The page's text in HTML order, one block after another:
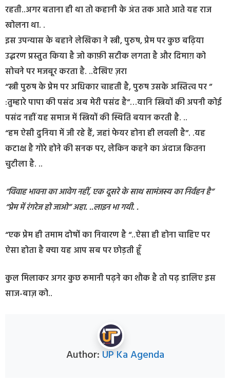
रहती..अगर बताना ही था तो कहानी के अंत तक आते आते यह राज
खोलना था. .
इस उपन्यास के बहाने लेखिका ने स्त्री, पुरुष, प्रेम पर कुछ बढ़िया
उद्धरण प्रस्तुत किया है जो काफ़ी सटीक लगता है और दिमाग़ को
सोचने पर मजबूर करता है. ..देखिए ज़रा
“स्त्री पुरुष के प्रेम पर अधिकार चाहती है, पुरुष उसके अस्तित्व पर ”
:तुम्हारे पापा की पसंद अब मेरी पसंद है”…यानि स्त्रियों की अपनी कोई
पसंद नहीं यह समाज में स्त्रियों की स्थिति बयान करती है. ..
“हम ऐसी दुनिया में जी रहे हैं, जहां फेयर होना ही लवली है”. .यह
कटाक्ष है गोरे होने की सनक पर, लेकिन कहने का अंदाज कितना
चुटीला है. ..
“विवाह भावना का आवेग नहीं, एक दूसरे के साथ सामंजस्य का निर्वहन है”
“प्रेम में रंगरेज हो जाओ” अहा. ..लाइन भा गयी. .
“एक प्रेम ही तमाम दोषों का निवारण है “..ऐसा ही होना चाहिए पर
ऐसा होता है क्या यह आप सब पर छोड़ती हूँ
कुल मिलाकर अगर कुछ रूमानी पढ़ने का शौक है तो पढ़ डालिए इस
साज-बाज़ को..
Author: UP Ka Agenda